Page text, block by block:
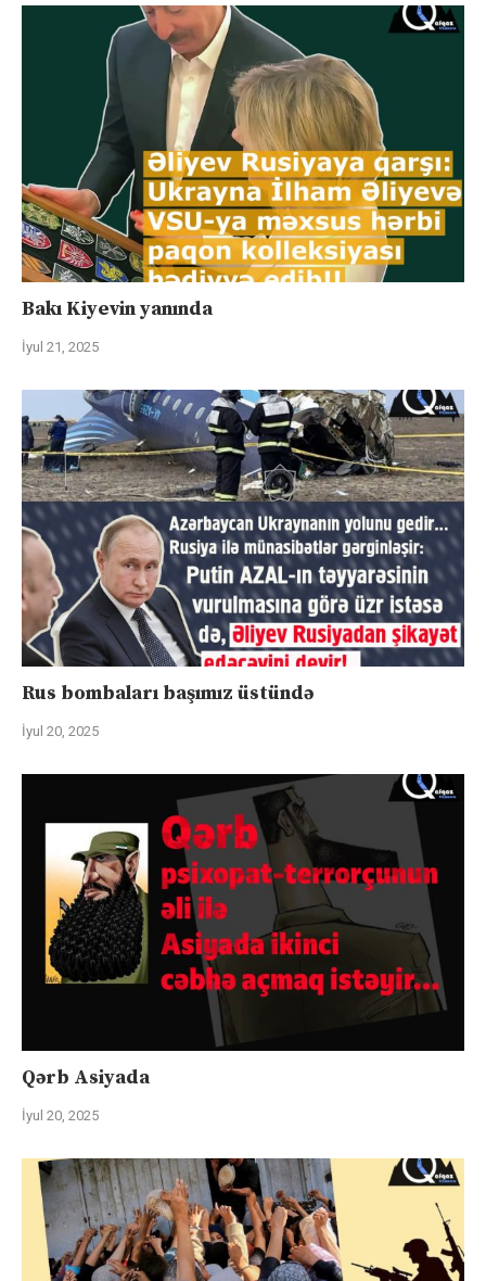
Bakı Kiyevin yanında
İyul 21, 2025
Rus bombaları başımız üstündə
İyul 20, 2025
Qərb Asiyada
İyul 20, 2025